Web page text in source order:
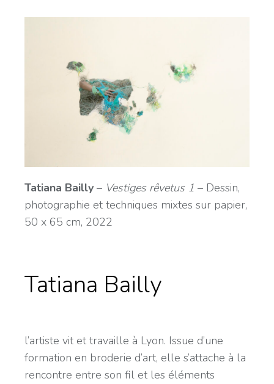
Tatiana Bailly – Vestiges rêvetus 1 – Dessin,
photographie et techniques mixtes sur papier,
50 x 65 cm, 2022
Tatiana Bailly
l’artiste vit et travaille à Lyon. Issue d’une
formation en broderie d’art, elle s’attache à la
rencontre entre son fil et les éléments